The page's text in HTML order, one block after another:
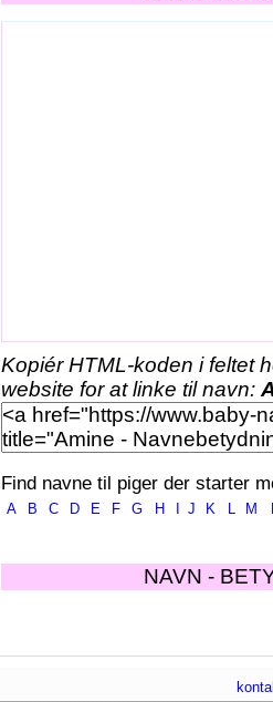
Kopiér HTML-koden i feltet
website for at linke til navn:
Find navne til piger der starter
A B C D E F G H J K L M
NAVN -